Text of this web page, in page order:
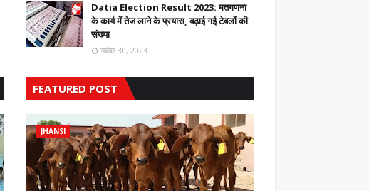
Datia Election Result 2023: मतगणना
के कार्य में तेज लाने के प्रयास, बढ़ाई गई टेबलों की
संख्या
नवंबर 30, 2023
FEATURED POST
JHANSI